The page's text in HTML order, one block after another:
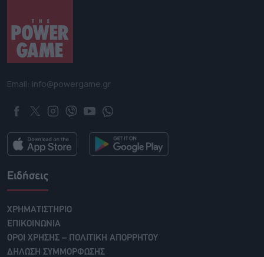
Email: info@powergame.gr
Ειδήσεις
ΧΡΗΜΑΤΙΣΤΗΡΙΟ
ΕΠΙΚΟΙΝΩΝΙΑ
ΟΡΟΙ ΧΡΗΣΗΣ – ΠΟΛΙΤΙΚΗ ΑΠΟΡΡΗΤΟΥ
ΔΗΛΩΣΗ ΣΥΜΜΟΡΦΩΣΗΣ